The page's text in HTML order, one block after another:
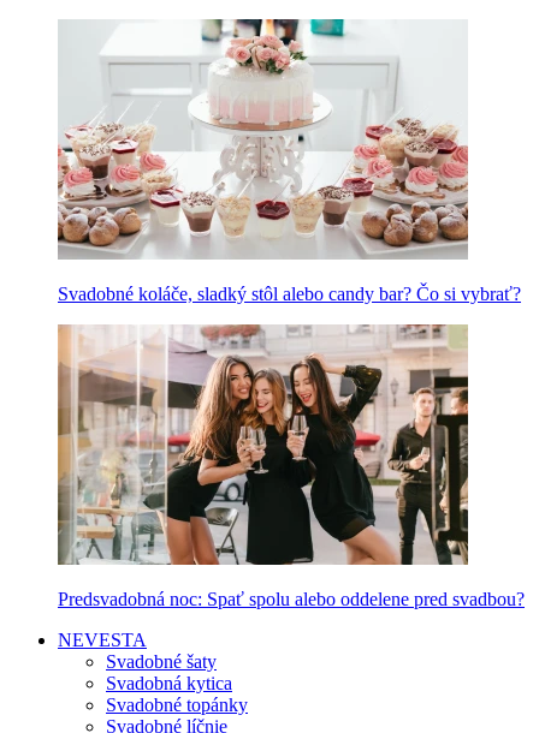
Svadobné koláče, sladký stôl alebo candy bar? Čo si vybrať?
Predsvadobná noc: Spať spolu alebo oddelene pred svadbou?
NEVESTA
Svadobné šaty
Svadobná kytica
Svadobné topánky
Svadobné líčnie